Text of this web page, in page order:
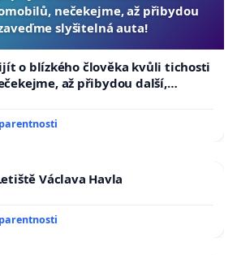
nečekejme, až přibydou
slyšitelná auta!
o blízkého člověka kvůli tichosti
až přibydou další,
auta!
Václava Havla